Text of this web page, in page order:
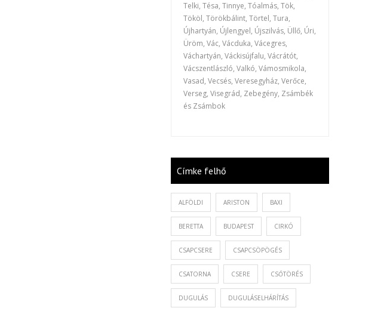
Telki, Tésa, Tinnye, Tóalmás, Tök,
Tököl, Törökbálint, Törtel, Tura,
Újhartyán, Újlengyel, Újszilvás, Üllő, Úri,
Üröm, Vác, Vácduka, Vácegres,
Váchartyán, Váckisújfalu, Vácrátót,
Vácszentlászló, Valkó, Vámosmikola,
Vasad, Vecsés, Veresegyház, Verőce,
Verseg, Visegrád, Zebegény, Zsámbék
és Zsámbok
Címke felhő
ALFÖLDI ARISTON BAXI
BERETTA BUDAPEST CIRKÓ
CSAPCSERE CSAPCSÖPÖGÉS
CSATORNA CSERE CSŐTÖRÉS
DUGULÁS DUGULÁSELHÁRÍTÁS